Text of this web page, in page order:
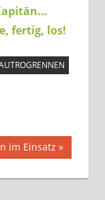
fertig, los!
im Einsatz